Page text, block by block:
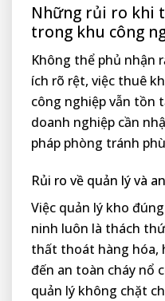
Những rủi ro khi
trong khu công
Không thể phủ nhận
ích rõ rệt, việc thuê
công nghiệp vẫn tồn
doanh nghiệp cần
pháp phòng tránh
Rủi ro về quản lý và
Việc quản lý kho
ninh luôn là thách
thất thoát hàng hóa,
đến an toàn cháy nổ
quản lý không chặt